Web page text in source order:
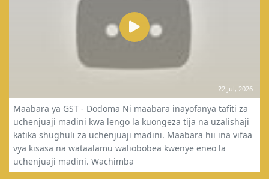
22 Jul, 2026
Maabara ya GST - Dodoma Ni maabara inayofanya tafiti za
uchenjuaji madini kwa lengo la kuongeza tija na uzalishaji
katika shughuli za uchenjuaji madini. Maabara hii ina vifaa
vya kisasa na wataalamu waliobobea kwenye eneo la
uchenjuaji madini. Wachimba